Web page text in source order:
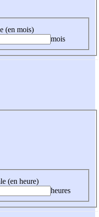
(en mois)
mois
(en heure)
heures